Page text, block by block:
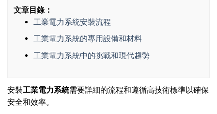
文章目錄：
工業電力系統安裝流程
工業電力系統的專用設備和材料
工業電力系統中的挑戰和現代趨勢
安裝工業電力系統需要詳細的流程和遵循高技術標準以確保
安全和效率。